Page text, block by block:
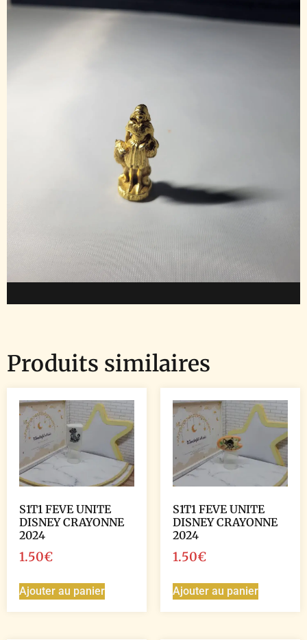
Produits similaires
S1T1 FEVE UNITE
DISNEY CRAYONNE
2024
1.50€
Ajouter au panier
S1T1 FEVE UNITE
DISNEY CRAYONNE
2024
1.50€
Ajouter au panier